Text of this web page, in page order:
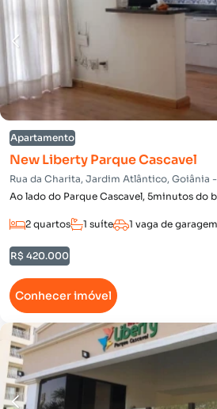
Apartamento
New Liberty Parque Cascavel
Rua da Charita, Jardim Atlântico, Goiânia
Ao lado do Parque Cascavel, 5minutos do
2 quartos 1 suíte 1 vaga de garagem
R$ 420.000
Conhecer imóvel